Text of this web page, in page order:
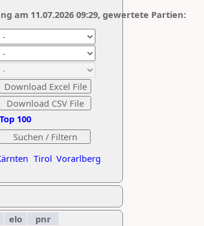
Tirol Vorarlberg
Top 100
am 11.07.2026 09:29, gewertete Partien:
elo
pnr